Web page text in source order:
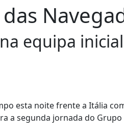
equipa
esta noite frente a Itália
a segunda jornada do Grupo